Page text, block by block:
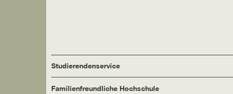
Studierendenservice
Familienfreundliche Hochschule